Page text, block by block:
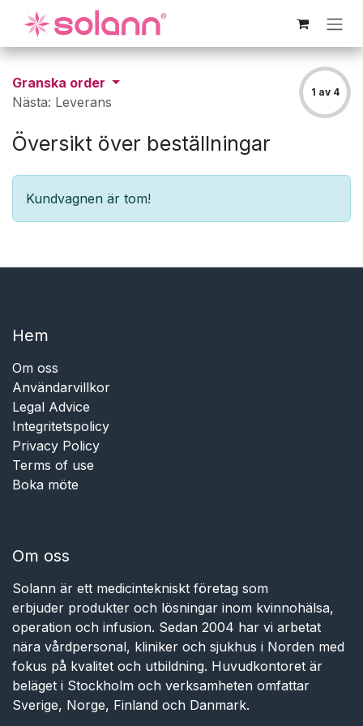
Hoppa till innehåll
Granska order
Nästa: Leverans
1 av 4
Översikt över beställningar
Kundvagnen är tom!
Hem​​
Om oss
Användarvillkor
Legal Advice
Integritetspolicy
Privacy Policy
Terms of use
Boka möte
Om oss
Solann är ett medicintekniskt företag som
erbjuder produkter och lösningar inom kvinnohälsa,
operation och infusion. Sedan 2004 har vi arbetat
nära vårdpersonal, kliniker och sjukhus i Norden med
fokus på kvalitet och utbildning. Huvudkontoret är
beläget i Stockholm och verksamheten omfattar
Sverige, Norge, Finland och Danmark.